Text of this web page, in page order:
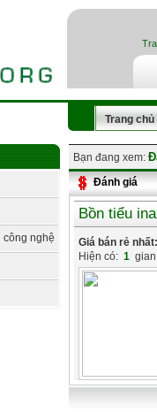
Trang chủ
công nghệ
Bạn đang xem:
Đánh giá
Bồn tiểu
Giá bán rẻ nhất:
Hiện có: 1